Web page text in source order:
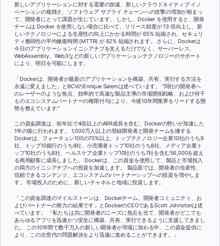
新しいアプリケーションに対する需要の加速、新しいクラウドネイティブ イノ
ベーションの複雑さ、ソフトウェア サプライ チェーンへの攻撃の増加が相まっ
て、開発者にとって課題が生じています。 しかし、Docker を使用すると、開発
チームは Docker を使用しない場合に比べて、リリース頻度が 13 倍向上し、新
しいテクノロジーによる生産性の向上にかかる時間が 65% 短縮され、セキュリ
ティ脆弱性の平均修復時間 (MTTR) が 62% 短縮されます。 さらに、Dockerは
今日のアプリケーションイニシアチブを支えるだけでなく、サーバーレス、
WebAssembly、Web3などの新しいアプリケーションテクノロジーのサポート
により、明日を可能にします。
「Dockerは、開発者が最新のアプリケーションを構築、共有、実行する方法を
永遠に変えました」とBCVのEnrique Salemは述べています。 "同社の開発者へ
のレーザーのような焦点、効率的で高速な製品主導の市場開拓戦略、および何千
ものエコシステムパートナーの権限付与により、今後10年間業界をリードする態
勢を整えています."
この資金調達は、前年比で4倍以上のARR成長を含む、Dockerの勢いが加速した
1年の後に行われます。 1,000万人以上の登録開発者と開発チームを擁する
Dockerは、フォーチュン100の70%以上、トップテクノロジー企業10社のうち9
社、トップ10銀行のうち8社、小売業者トップ10社のうち8社、メディア企業ト
ップ10社のうち8社、ヘルスケア企業トップ10社のうち7社を含む56,000を超え
る商用顧客に成長しました。 Dockerは、この資金を使用して、製品と市場投入
の両方のイニシアチブへの投資を加速します。 製品面では、開発者の生産性、
信頼できるコンテンツ、エコシステムのパートナーシップへの投資を増やしま
す。 市場投入のために、新しいチャネルと地域に投資します。
「この資金調達のマイルストーンは、Dockerチーム、開発者コミュニティ、お
よびパートナーの努力の結果です」とDockerのCEOであるScott Johnstonは述
べています。 「私たちは共に開発者のニーズに焦点を当て、開発者がどこでも
あらゆるアプリを迅速かつ安全に構築、共有、実行できるように支援してきまし
た。 この10年間で数千万人の新しい開発者が市場に加わる中、この資金提供に
より、この次世代の問題解決をより迅速に進めることができます。」